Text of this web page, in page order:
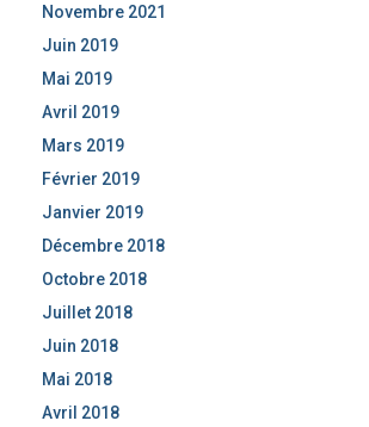
Novembre 2021
Juin 2019
Mai 2019
Avril 2019
Mars 2019
Février 2019
Janvier 2019
Décembre 2018
Octobre 2018
Juillet 2018
Juin 2018
Mai 2018
Avril 2018